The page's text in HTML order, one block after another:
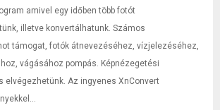
amivel egy időben több fotót
illetve konvertálhatunk. Számos
támogat, fotók átnevezéséhez, vízjelezéséhez,
vágásához pompás. Képnézegetési
elvégezhetünk. Az ingyenes XnConvert